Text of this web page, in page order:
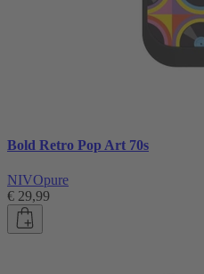
Bold Retro Pop Art 70s
NIVOpure
€ 29,99